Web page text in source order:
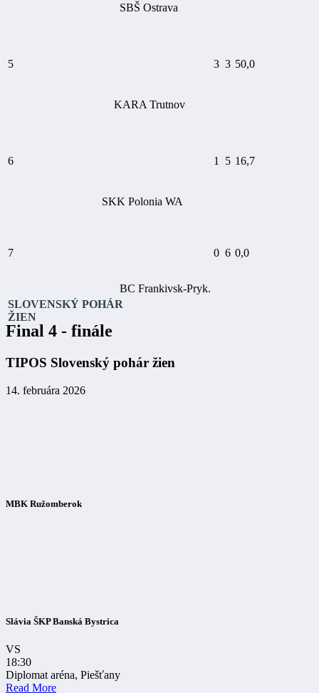
SBŠ Ostrava
5
KARA Trutnov
3 3 50,0
6
SKK Polonia WA
1 5 16,7
7
BC Frankivsk-Pryk.
0 6 0,0
SLOVENSKÝ POHÁR
ŽIEN
Final 4 - finále
TIPOS Slovenský pohár žien
14. februára 2026
MBK Ružomberok
Slávia ŠKP Banská Bystrica
VS
18:30
Diplomat aréna, Piešťany
Read More